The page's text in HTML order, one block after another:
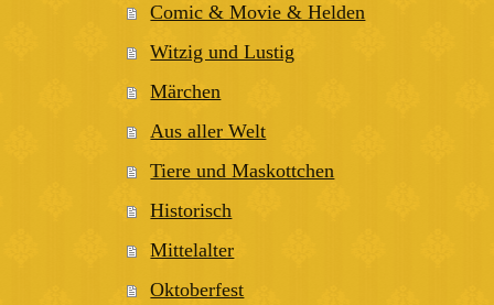
Comic & Movie & Helden
Witzig und Lustig
Märchen
Aus aller Welt
Tiere und Maskottchen
Historisch
Mittelalter
Oktoberfest